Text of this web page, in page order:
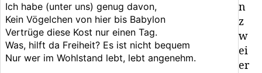
Ich habe (unter uns) genug davon,
Kein Vögelchen von hier bis Babylon
Vertrüge diese Kost nur einen Tag.
Was, hilft da Freiheit? Es ist nicht bequem
Nur wer im Wohlstand lebt, lebt angenehm.
n
z
w
ei
er